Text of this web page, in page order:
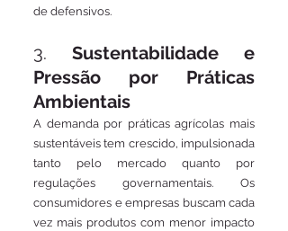
de defensivos.
3. Sustentabilidade e
Pressão por Práticas
Ambientais
A demanda por práticas agrícolas mais
sustentáveis tem crescido, impulsionada
tanto pelo mercado quanto por
regulações governamentais. Os
consumidores e empresas buscam cada
vez mais produtos com menor impacto